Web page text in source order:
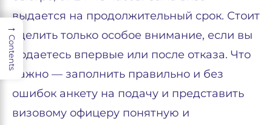
выдается на продолжительный срок. Стоит
уделить только особое внимание, если вы
подаетесь впервые или после отказа. Что
важно — заполнить правильно и без
ошибок анкету на подачу и представить
визовому офицеру понятную и
→
Contents